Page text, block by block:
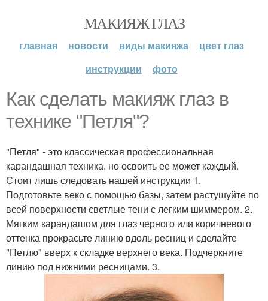
МАКИЯЖ ГЛАЗ
главная новости виды макияжа
цвет глаз
инструкции
фото
Как сделать макияж глаз в
технике "Петля"?
"Петля" - это классическая профессиональная
карандашная техника, но освоить ее может каждый.
Стоит лишь следовать нашей инструкции 1.
Подготовьте веко с помощью базы, затем растушуйте по
всей поверхности светлые тени с легким шиммером. 2.
Мягким карандашом для глаз черного или коричневого
оттенка прокрасьте линию вдоль ресниц и сделайте
"Петлю" вверх к складке верхнего века. Подчеркните
линию под нижними ресницами. 3.